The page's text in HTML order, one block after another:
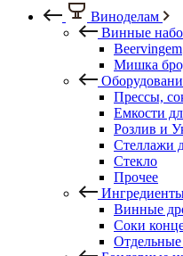
Виноделам
Винные
Beervingem
Мишка
Прессы,
Емкости
Розлив и
Стеллажи
Стекло
Прочее
Винные
Соки